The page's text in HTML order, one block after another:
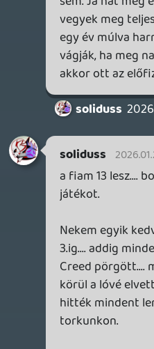
mcmacko 2026.01.22
soliduss 2026.01.22 14:33:15
Gondolom a Star Wars
bevállalni a A-B. majd C-be
theSickness
soliduss
Legyek gonosz... már
voltak az ubi címei mintha
generálta volta őket a
kevergetve.
p34c3 2026.01.21
TheReturnOfDVM
#20r7n
De, az a Vantage Studios.
☠️ h52 2026.01.22